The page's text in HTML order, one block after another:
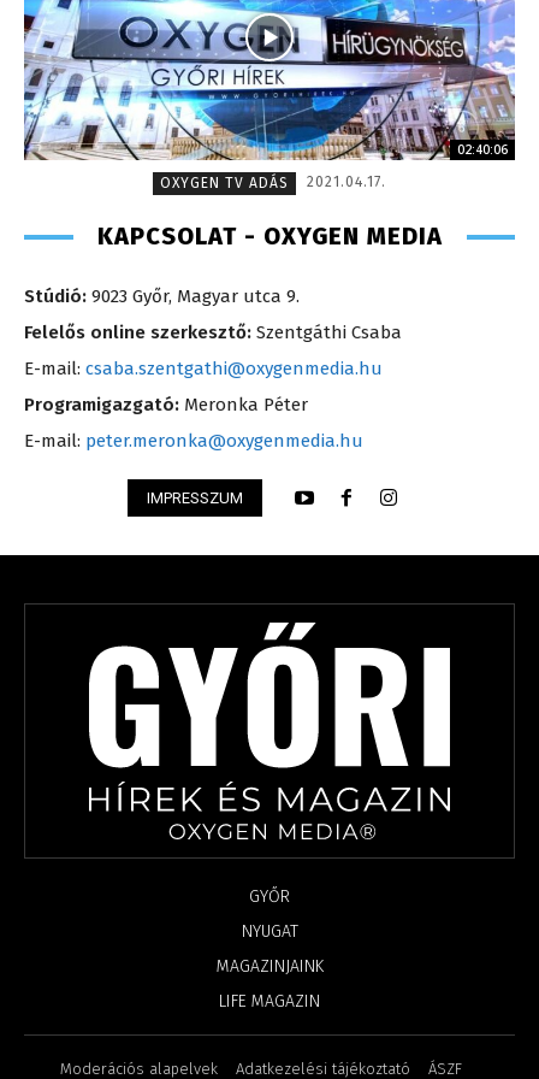
02:40:06
OXYGEN TV ADÁS
2021.04.17.
KAPCSOLAT - OXYGEN MEDIA
Stúdió: 9023 Győr, Magyar utca 9.
Felelős online szerkesztő: Szentgáthi Csaba
E-mail: csaba.szentgathi@oxygenmedia.hu
Programigazgató: Meronka Péter
E-mail: peter.meronka@oxygenmedia.hu
IMPRESSZUM
GYŐR
NYUGAT
MAGAZINJAINK
LIFE MAGAZIN
Moderációs alapelvek Adatkezelési tájékoztató ÁSZF